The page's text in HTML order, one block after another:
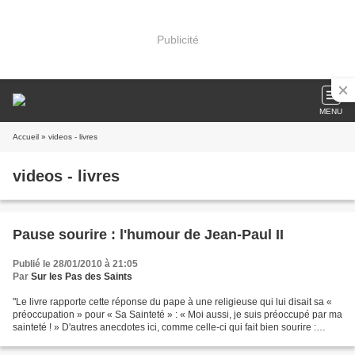
Publicité
MENU
Accueil » videos - livres
videos - livres
Pause sourire : l'humour de Jean-Paul II
Publié le 28/01/2010 à 21:05
Par Sur les Pas des Saints
"Le livre rapporte cette réponse du pape à une religieuse qui lui disait sa «
préoccupation » pour « Sa Sainteté » : « Moi aussi, je suis préoccupé par ma
sainteté ! » D'autres anecdotes ici, comme celle-ci qui fait bien sourire :